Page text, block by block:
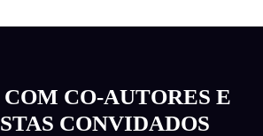
CO-AUTORES E
CONVIDADOS